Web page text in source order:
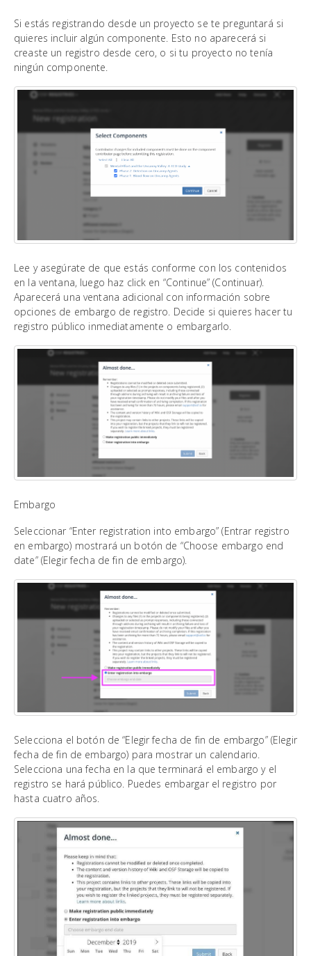
Si estás registrando desde un proyecto se te preguntará si
quieres incluir algún componente. Esto no aparecerá si
creaste un registro desde cero, o si tu proyecto no tenía
ningún componente.
Lee y asegúrate de que estás conforme con los contenidos
en la ventana, luego haz click en “Continue” (Continuar).
Aparecerá una ventana adicional con información sobre
opciones de embargo de registro. Decide si quieres hacer tu
registro público inmediatamente o embargarlo.
Embargo
Seleccionar “Enter registration into embargo” (Entrar registro
en embargo) mostrará un botón de “Choose embargo end
date” (Elegir fecha de fin de embargo).
Selecciona el botón de “Elegir fecha de fin de embargo” (Elegir
fecha de fin de embargo) para mostrar un calendario.
Selecciona una fecha en la que terminará el embargo y el
registro se hará público. Puedes embargar el registro por
hasta cuatro años.